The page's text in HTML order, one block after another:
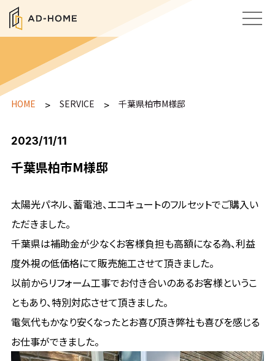
HOME > SERVICE > 千葉県柏市M様邸
2023/11/11
千葉県柏市M様邸
太陽光パネル、蓄電池、エコキュートのフルセットでご購入い
ただきました。
千葉県は補助金が少なくお客様負担も高額になる為、利益
度外視の低価格にて販売施工させて頂きました。
以前からリフォーム工事でお付き合いのあるお客様というこ
ともあり、特別対応させて頂きました。
電気代もかなり安くなったとお喜び頂き弊社も喜びを感じる
お仕事ができました。